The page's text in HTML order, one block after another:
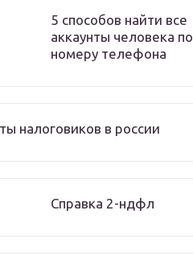
5 способов найти все
аккаунты человека по
номеру телефона
налоговиков в россии
Справка 2-ндфл